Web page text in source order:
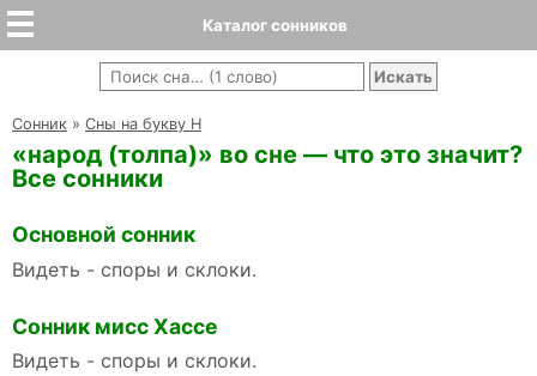
Каталог сонников
Cонник » Сны на букву Н
«народ (толпа)» во сне — что это значит?
Все сонники
Основной сонник
Видеть - споры и склоки.
Сонник мисс Хассе
Видеть - споры и склоки.